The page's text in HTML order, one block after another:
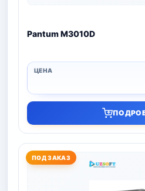
Pantum M3010D
ПОД ЗАКАЗ